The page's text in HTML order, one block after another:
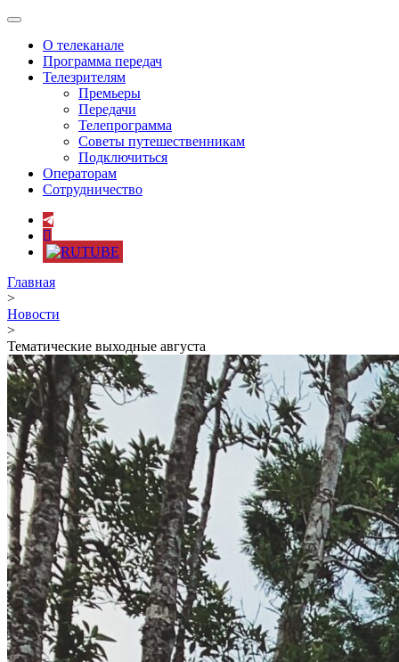
Toggle
navigationО телеканале
Программа передач
Телезрителям
Премьеры
Передачи
Телепрограмма
Советы путешественникам
Подключиться
Операторам
Сотрудничество
Главная
>
Новости
>
Тематические выходные августа